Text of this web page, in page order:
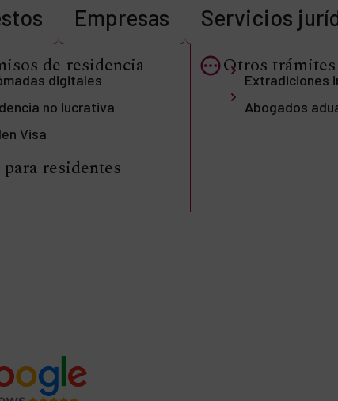
Empresas Servicios
de residencia
digitales
no lucrativa
Visa
residentes
Otros trámites
Extradiciones
Abogados